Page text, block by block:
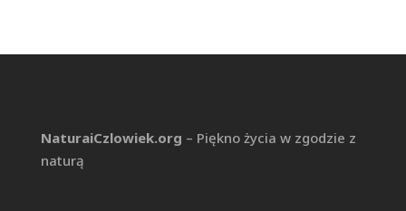
NaturaiCzlowiek.org – Piękno życia w zgodzie z
naturą